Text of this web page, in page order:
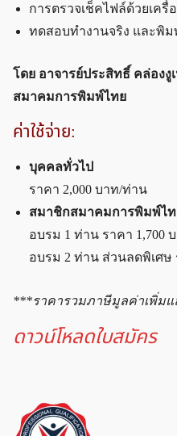
การตรวจเช็คไฟล์ด้วยเครื่อ
ทดสอบทำงานจริง และพิม
โดย อาจารย์ประสิทธิ์ คล่อง
สมาคมการพิมพ์ไทย
ค่าใช้จ่าย:
บุคคลทั่วไป
ราคา 2,000 บาท/ท่าน
สมาชิกสมาคมการพิมพ์ไ
อบรม 1 ท่าน ราคา 1,700
อบรม 2 ท่าน ส่วนลดพิเศษ
***ราคารวมภาษีมูลค่าเพิ่มแ
ดาวน์โหลดใบสมัคร